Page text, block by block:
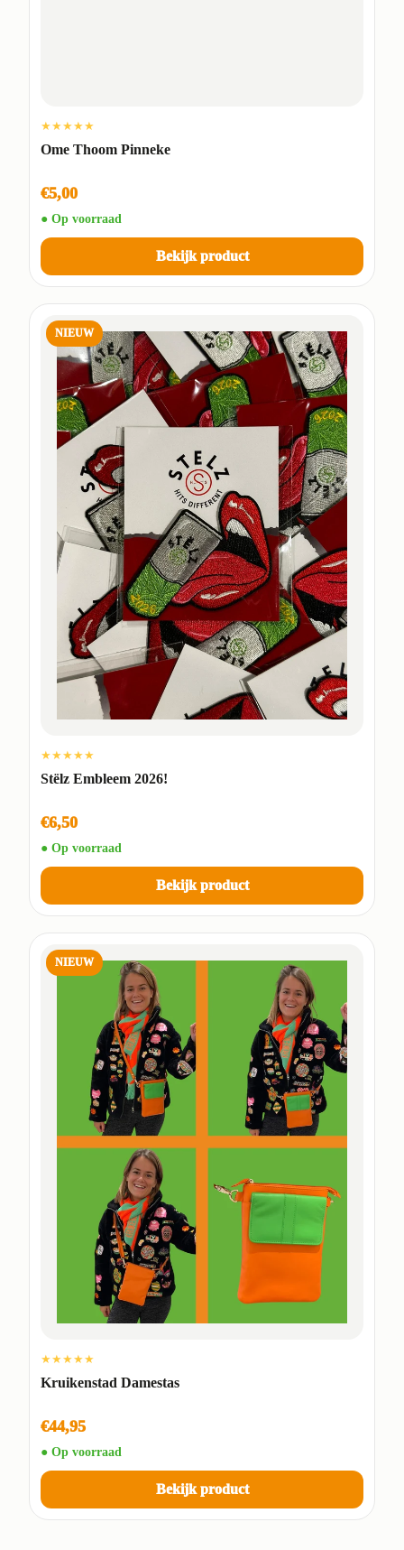
★★★★★
Ome Thoom Pinneke
€5,00
● Op voorraad
Bekijk product
NIEUW
★★★★★
Stëlz Embleem 2026!
€6,50
● Op voorraad
Bekijk product
NIEUW
★★★★★
Kruikenstad Damestas
€44,95
● Op voorraad
Bekijk product